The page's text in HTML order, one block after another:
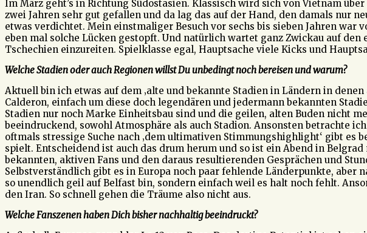
Im März geht’s in Richtung Südostasien. Klassisch wird sich von Vietnam
zwei Jahren sehr gut gefallen und da lag das auf der Hand, den damals nur
etwas verdichtet. Mein einstmaliger Besuch vor sechs bis sieben Jahren
eben mal solche Lücken gestopft. Und natürlich wartet ganz Zwickau auf
Tschechien einzureiten. Spielklasse egal, Hauptsache viele Kicks und
Welche Stadien oder auch Regionen willst Du unbedingt noch bereisen und warum?
Aktuell bin ich etwas auf dem ‚alte und bekannte Stadien in Ländern in
Calderon, einfach um diese doch legendären und jedermann bekannten
Stadien nur noch Marke Einheitsbau sind und die geilen, alten Buden nicht
beeindruckend, sowohl Atmosphäre als auch Stadion. Ansonsten betrachte
oftmals stressige Suche nach ‚dem ultimativen Stimmungshighlight‘ gibt
spielt. Entscheidend ist auch das drum herum und so ist ein Abend in
bekannten, aktiven Fans und den daraus resultierenden Gesprächen und
Selbstverständlich gibt es in Europa noch paar fehlende Länderpunkte,
so unendlich geil auf Belfast bin, sondern einfach weil es halt noch fehlt.
den Iran. So schnell gehen die Träume also nicht aus.
Welche Fanszenen haben Dich bisher nachhaltig beeindruckt?